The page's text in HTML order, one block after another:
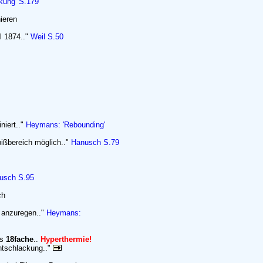
1874.." Weil S.50
Heymans: 'Rebounding'
möglich.." Hanusch S.79
S.95
Heymans:
18fache
Hyperthermie!